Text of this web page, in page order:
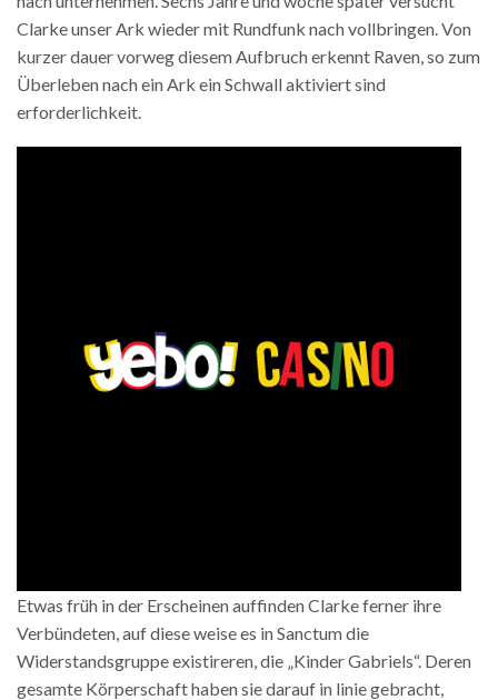
Clarke unser Ark wieder mit Rundfunk nach vollbringen. Von
kurzer dauer vorweg diesem Aufbruch erkennt Raven, so zum
Überleben nach ein Ark ein Schwall aktiviert sind
erforderlichkeit.
Etwas früh in der Erscheinen auffinden Clarke ferner ihre
Verbündeten, auf diese weise es in Sanctum die
Widerstandsgruppe existireren, die „Kinder Gabriels“. Deren
gesamte Körperschaft haben sie darauf in linie gebracht,